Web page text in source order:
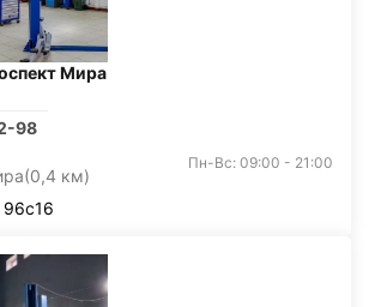
Мира
98
(0,4 км)
Пн-Вс: 09:00 - 21:00